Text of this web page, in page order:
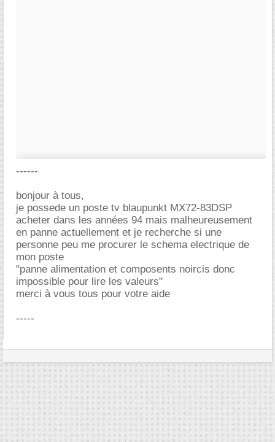
------
bonjour à tous,
je possede un poste tv blaupunkt MX72-83DSP
acheter dans les années 94 mais malheureusement
en panne actuellement et je recherche si une
personne peu me procurer le schema electrique de
mon poste
"panne alimentation et composents noircis donc
impossible pour lire les valeurs"
merci à vous tous pour votre aide
-----